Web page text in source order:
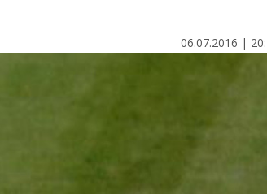
06.07.2016 |